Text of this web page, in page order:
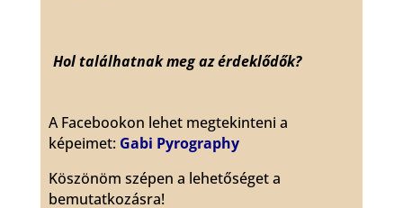
Hol találhatnak meg az érdeklődők?
A Facebookon lehet megtekinteni a
képeimet: Gabi Pyrography
Köszönöm szépen a lehetőséget a
bemutatkozásra!